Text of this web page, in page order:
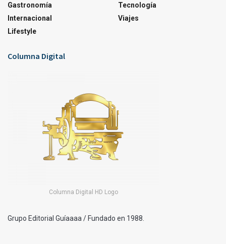
Gastronomía
Internacional
Lifestyle
Tecnología
Viajes
Columna Digital
Columna Digital HD Logo
Grupo Editorial Guíaaaa / Fundado en 1988.